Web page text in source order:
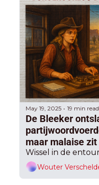
May 19, 2025 • 19 min read
De Bleeker
maar malaise
opstand dreigt
niet vertrekt
Wissel in de
Wouter